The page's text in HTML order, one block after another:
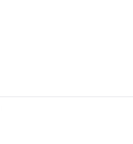
เล่นที่ล็อบบี้